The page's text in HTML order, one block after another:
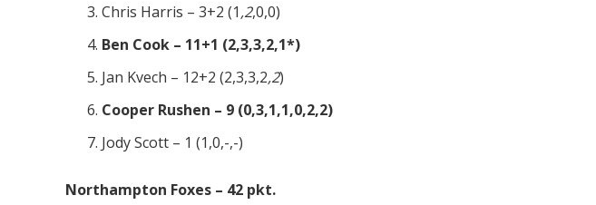
Chris Harris – 3+2 (1,2,0,0)
Ben Cook – 11+1 (2,3,3,2,1*)
Jan Kvech – 12+2 (2,3,3,2,2)
Cooper Rushen – 9 (0,3,1,1,0,2,2)
Jody Scott – 1 (1,0,-,-)
Northampton Foxes – 42 pkt.